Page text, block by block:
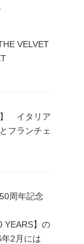
VELVET
】 イタリア
フランチェ
周年記念
YEARS】の
2月には